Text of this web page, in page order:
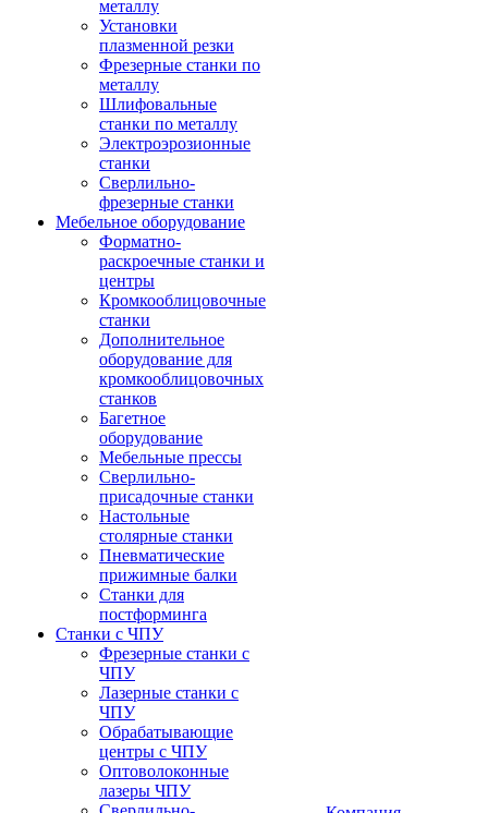
металлу
Установки
плазменной резки
Фрезерные станки по
металлу
Шлифовальные
станки по металлу
Электроэрозионные
станки
Сверлильно-
фрезерные станки
Мебельное оборудование
Форматно-
раскроечные станки и
центры
Кромкооблицовочные
станки
Дополнительное
оборудование для
кромкооблицовочных
станков
Багетное
оборудование
Мебельные прессы
Сверлильно-
присадочные станки
Настольные
столярные станки
Пневматические
прижимные балки
Станки для
постформинга
Станки с ЧПУ
Фрезерные станки с
ЧПУ
Лазерные станки с
ЧПУ
Обрабатывающие
центры с ЧПУ
Оптоволоконные
лазеры ЧПУ